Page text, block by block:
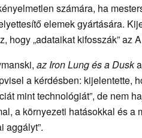
számára, ha
elemek gyártására.
hogy „adataikat kifosszák” az
az Iron Lung és a Dusk
a kérdésben: kijelentette,
mint technológiát”, de nem
a környezeti hatásokkal és a
aggályt”.